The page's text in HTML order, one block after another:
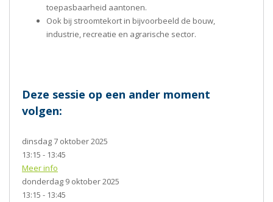
toepasbaarheid aantonen.
Ook bij stroomtekort in bijvoorbeeld de bouw,
industrie, recreatie en agrarische sector.
Deze sessie op een ander moment
volgen:
dinsdag 7 oktober 2025
13:15 - 13:45
Meer info
donderdag 9 oktober 2025
13:15 - 13:45